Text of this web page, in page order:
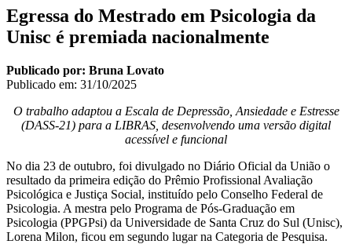
Egressa do Mestrado em Psicologia da
Unisc é premiada nacionalmente
Publicado por: Bruna Lovato
Publicado em: 31/10/2025
O trabalho adaptou a Escala de Depressão, Ansiedade e Estresse
(DASS-21) para a LIBRAS, desenvolvendo uma versão digital
acessível e funcional
No dia 23 de outubro, foi divulgado no Diário Oficial da União o
resultado da primeira edição do Prêmio Profissional Avaliação
Psicológica e Justiça Social, instituído pelo Conselho Federal de
Psicologia. A mestra pelo Programa de Pós-Graduação em
Psicologia (PPGPsi) da Universidade de Santa Cruz do Sul (Unisc),
Lorena Milon, ficou em segundo lugar na Categoria de Pesquisa.